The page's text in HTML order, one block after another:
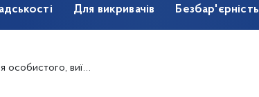
Для викривачів Безбар'єрність
телефонних ліній у Департаменті у грудні 2025 року